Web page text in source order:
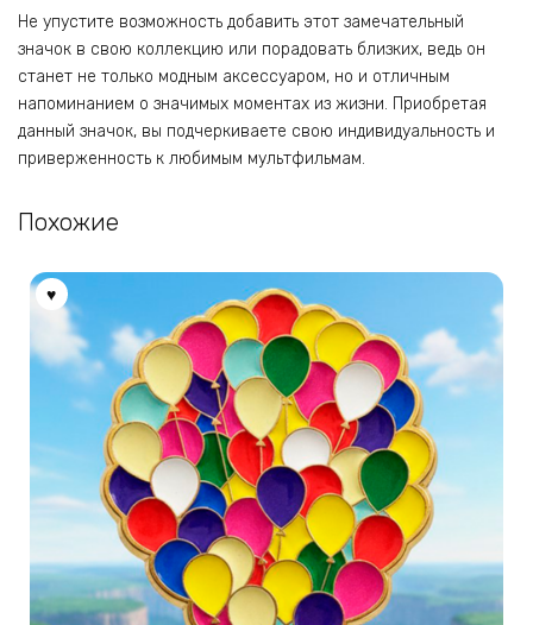
Не упустите возможность добавить этот замечательный
значок в свою коллекцию или порадовать близких, ведь он
станет не только модным аксессуаром, но и отличным
напоминанием о значимых моментах из жизни. Приобретая
данный значок, вы подчеркиваете свою индивидуальность и
приверженность к любимым мультфильмам.
Похожие